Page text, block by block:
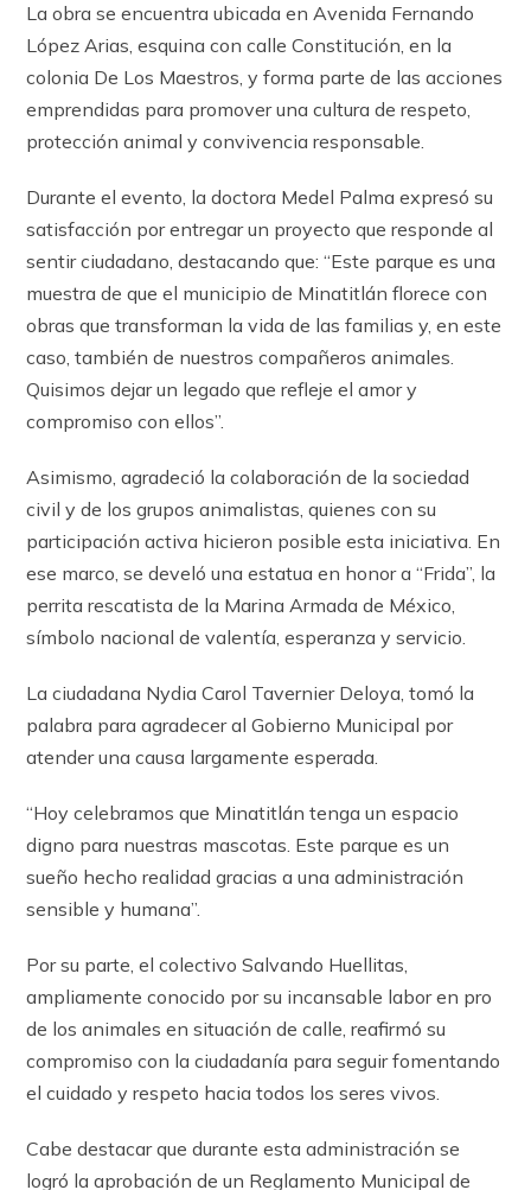
La obra se encuentra ubicada en Avenida Fernando
López Arias, esquina con calle Constitución, en la
colonia De Los Maestros, y forma parte de las acciones
emprendidas para promover una cultura de respeto,
protección animal y convivencia responsable.
Durante el evento, la doctora Medel Palma expresó su
satisfacción por entregar un proyecto que responde al
sentir ciudadano, destacando que: “Este parque es una
muestra de que el municipio de Minatitlán florece con
obras que transforman la vida de las familias y, en este
caso, también de nuestros compañeros animales.
Quisimos dejar un legado que refleje el amor y
compromiso con ellos”.
Asimismo, agradeció la colaboración de la sociedad
civil y de los grupos animalistas, quienes con su
participación activa hicieron posible esta iniciativa. En
ese marco, se develó una estatua en honor a “Frida”, la
perrita rescatista de la Marina Armada de México,
símbolo nacional de valentía, esperanza y servicio.
La ciudadana Nydia Carol Tavernier Deloya, tomó la
palabra para agradecer al Gobierno Municipal por
atender una causa largamente esperada.
“Hoy celebramos que Minatitlán tenga un espacio
digno para nuestras mascotas. Este parque es un
sueño hecho realidad gracias a una administración
sensible y humana”.
Por su parte, el colectivo Salvando Huellitas,
ampliamente conocido por su incansable labor en pro
de los animales en situación de calle, reafirmó su
compromiso con la ciudadanía para seguir fomentando
el cuidado y respeto hacia todos los seres vivos.
Cabe destacar que durante esta administración se
logró la aprobación de un Reglamento Municipal de